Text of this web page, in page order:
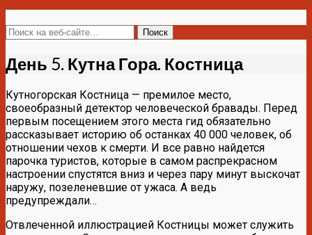
День 5. Кутна Гора. Костница
Кутногорская Костница — премилое место,
своеобразный детектор человеческой бравады. Перед
первым посещением этого места гид обязательно
рассказывает историю об останках 40 000 человек, об
отношении чехов к смерти. И все равно найдется
парочка туристов, которые в самом распрекрасном
настроении спустятся вниз и через пару минут выскочат
наружу, позеленевшие от ужаса. А ведь
предупреждали…
Отвлеченной иллюстрацией Костницы может служить